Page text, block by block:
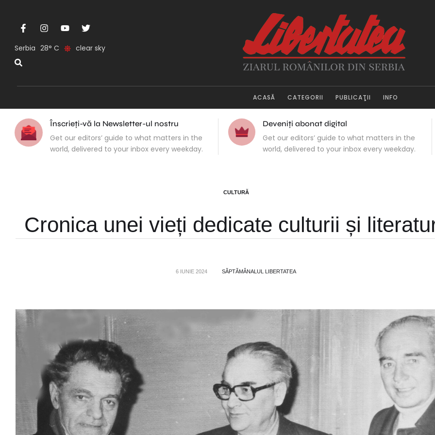
Serbia 28 clear sky
ACASĂ CATEGORII PUBLICAŢII INFO
Înscrieți-vă la Newsletter-ul nostru
Get our editors’ guide to what matters in the
world, delivered to your inbox every weekday.
Deveniți abonat digital
Get our editors’ guide to what matters in the
world, delivered to your inbox every weekday.
CULTURĂ
Cronica unei vieți dedicate culturii și
6 IUNIE 2024 SĂPTĂMÂNALUL LIBERTATEA